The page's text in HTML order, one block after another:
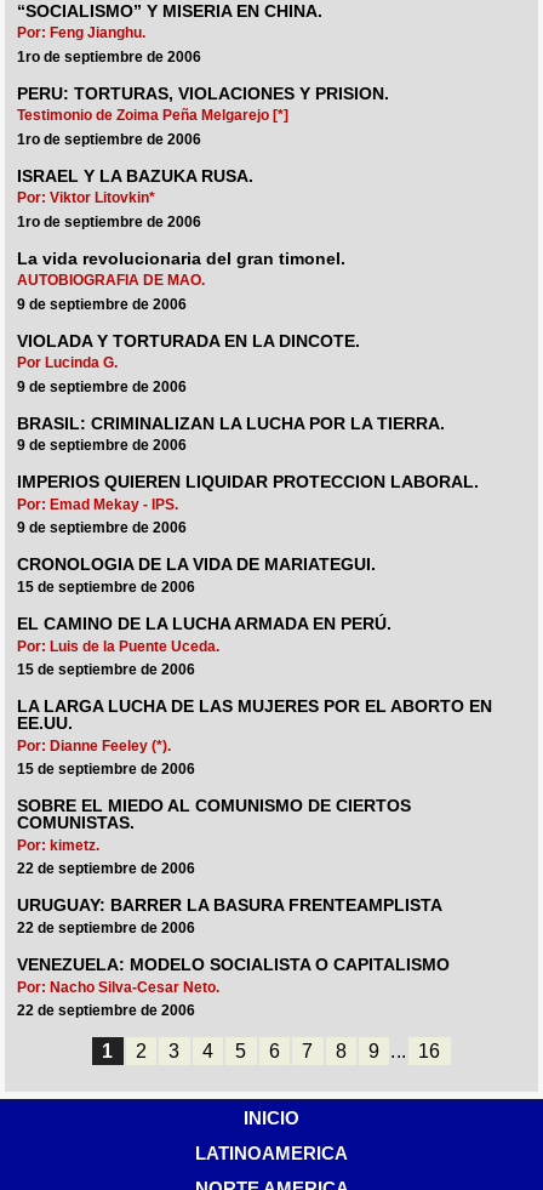
“SOCIALISMO” Y MISERIA EN CHINA.
Por: Feng Jianghu.
1ro de septiembre de 2006
PERU: TORTURAS, VIOLACIONES Y PRISION.
Testimonio de Zoima Peña Melgarejo [*]
1ro de septiembre de 2006
ISRAEL Y LA BAZUKA RUSA.
Por: Viktor Litovkin*
1ro de septiembre de 2006
La vida revolucionaria del gran timonel.
AUTOBIOGRAFIA DE MAO.
9 de septiembre de 2006
VIOLADA Y TORTURADA EN LA DINCOTE.
Por Lucinda G.
9 de septiembre de 2006
BRASIL: CRIMINALIZAN LA LUCHA POR LA TIERRA.
9 de septiembre de 2006
IMPERIOS QUIEREN LIQUIDAR PROTECCION LABORAL.
Por: Emad Mekay - IPS.
9 de septiembre de 2006
CRONOLOGIA DE LA VIDA DE MARIATEGUI.
15 de septiembre de 2006
EL CAMINO DE LA LUCHA ARMADA EN PERÚ.
Por: Luis de la Puente Uceda.
15 de septiembre de 2006
LA LARGA LUCHA DE LAS MUJERES POR EL ABORTO EN
EE.UU.
Por: Dianne Feeley (*).
15 de septiembre de 2006
SOBRE EL MIEDO AL COMUNISMO DE CIERTOS
COMUNISTAS.
Por: kimetz.
22 de septiembre de 2006
URUGUAY: BARRER LA BASURA FRENTEAMPLISTA
22 de septiembre de 2006
VENEZUELA: MODELO SOCIALISTA O CAPITALISMO
Por: Nacho Silva-Cesar Neto.
22 de septiembre de 2006
1 2 3 4 5 6 7 8 9 ... 16
INICIO
LATINOAMERICA